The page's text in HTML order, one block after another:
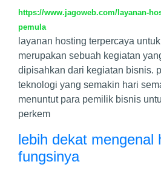
https://www.jagoweb.com/layanan-
pemula
layanan hosting terpercaya
merupakan sebuah kegiatan
dipisahkan dari kegiatan bisnis.
teknologi yang semakin hari
menuntut para pemilik bisnis
perkem
lebih dekat mengenal
fungsinya